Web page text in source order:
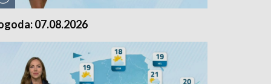
07.08.2026